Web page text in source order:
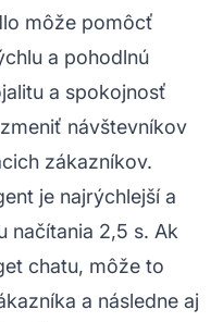
môže pomôcť
a pohodlnú
a spokojnosť
návštevníkov
zákazníkov.
je najrýchlejší a
načítania 2,5 s. Ak
chatu, môže to
a následne aj